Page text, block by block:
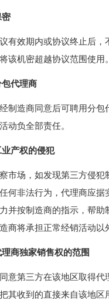
效期内或协议终止后，
该机密超越协议范围使用。
代理商
造商同意后可聘用分包
动负全部责任。
产权的侵犯
场，如发现第三方侵犯
何非法行为，代理商应据
并按制造商的指示，帮助
商将承担正常经销活动以
独家销售权的范围
第三方在该地区取得代
其收到的直接来自该地区